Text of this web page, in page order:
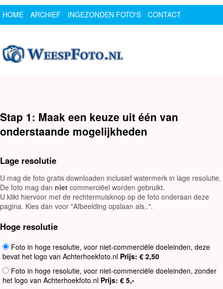
HOME ARCHIEF INGEZONDEN FOTO'S
CONTACT
Stap 1: Maak een keuze uit één van
onderstaande mogelijkheden
Lage resolutie
U mag de foto gratis downloaden inclusief watermerk in lage resolutie.
De foto mag dan niet commerciëel worden gebruikt.
U klikt hiervoor met de rechtermuisknop op de foto onderaan deze
pagina. Kies dan voor "Afbeelding opslaan als..".
Hoge resolutie
Foto in hoge resolutie, voor niet-commerciële doeleinden, deze
bevat het logo van Achterhoekfoto.nl Prijs: € 2,50
Foto in hoge resolutie, voor niet-commerciële doeleinden, zonder
het logo van Achterhoekfoto.nl Prijs: € 5,-